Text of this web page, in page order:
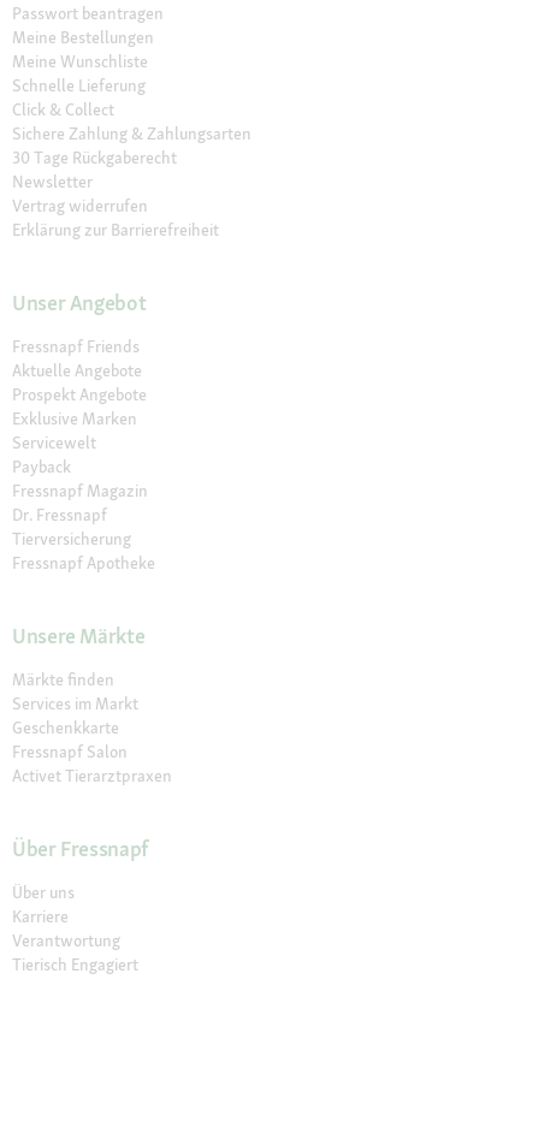
Passwort beantragen
Meine Bestellungen
Meine Wunschliste
Schnelle Lieferung
Click & Collect
Sichere Zahlung & Zahlungsarten
30 Tage Rückgaberecht
Newsletter
Vertrag widerrufen
Erklärung zur Barrierefreiheit
Unser Angebot
Fressnapf Friends
Aktuelle Angebote
Prospekt Angebote
Exklusive Marken
Servicewelt
Payback
Fressnapf Magazin
Dr. Fressnapf
Tierversicherung
Fressnapf Apotheke
Unsere Märkte
Märkte finden
Services im Markt
Geschenkkarte
Fressnapf Salon
Activet Tierarztpraxen
Über Fressnapf
Über uns
Karriere
Verantwortung
Tierisch Engagiert